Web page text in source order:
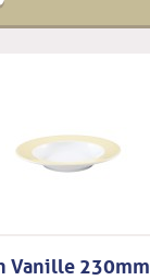
Vanille 230mm